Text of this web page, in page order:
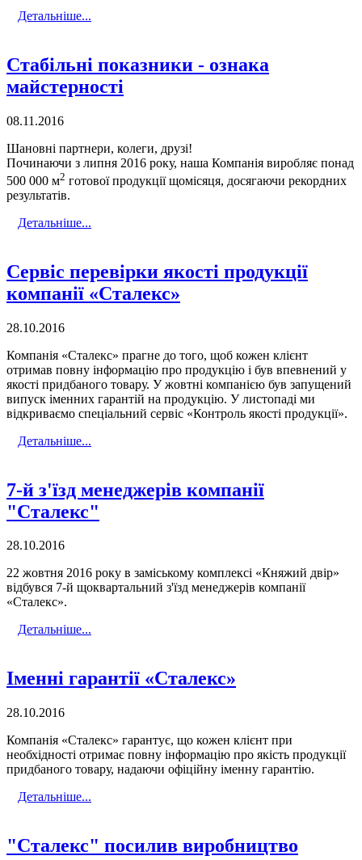
Детальніше...
Стабільні показники - ознака
майстерності
08.11.2016
Шановні партнери, колеги, друзі!
Починаючи з липня 2016 року, наша Компанія виробляє понад
500 000 м2 готової продукції щомісяця, досягаючи рекордних
результатів.
Детальніше...
Сервіс перевірки якості продукції
компанії «Сталекс»
28.10.2016
Компанія «Сталекс» прагне до того, щоб кожен клієнт
отримав повну інформацію про продукцію і був впевнений у
якості придбаного товару. У жовтні компанією був запущений
випуск іменних гарантій на продукцію. У листопаді ми
відкриваємо спеціальний сервіс «Контроль якості продукції».
Детальніше...
7-й з'їзд менеджерів компанії
"Сталекс"
28.10.2016
22 жовтня 2016 року в заміському комплексі «Княжий двір»
відбувся 7-й щоквартальний з'їзд менеджерів компанії
«Сталекс».
Детальніше...
Іменні гарантії «Сталекс»
28.10.2016
Компанія «Сталекс» гарантує, що кожен клієнт при
необхідності отримає повну інформацію про якість продукції
придбаного товару, надаючи офіційну іменну гарантію.
Детальніше...
"Сталекс" посилив виробництво